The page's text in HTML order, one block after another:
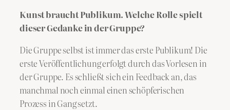
Kunst braucht Publikum. Welche Rolle spielt
dieser Gedanke in der Gruppe?
Die Gruppe selbst ist immer das erste Publikum! Die
erste Veröffentlichung erfolgt durch das Vorlesen in
der Gruppe. Es schließt sich ein Feedback an, das
manchmal noch einmal einen schöpferischen
Prozess in Gang setzt.